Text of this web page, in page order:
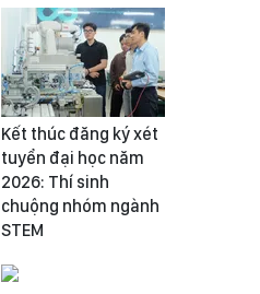
Kết thúc đăng ký xét
tuyển đại học năm
2026: Thí sinh
chuộng nhóm ngành
STEM